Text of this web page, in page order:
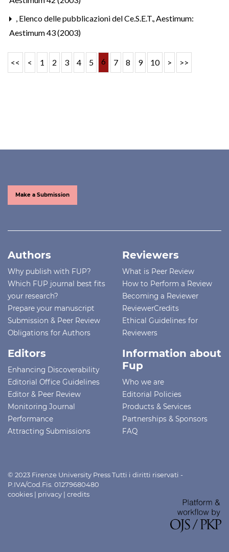
, Elenco delle pubblicazioni del Ce.S.E.T.,Aestimum:
Aestimum 43 (2003)
<< < 1 2 3 4 5 6 7 8 9 10 > >>
Make a Submission
Authors
Why publish with FUP?
Which FUP journal best fits
your research?
Prepare your manuscript
Submission & Peer Review
Obligations for Authors
Reviewers
What is Peer Review
How to Perform a Review
Becoming a Reviewer
ReviewerCredits
Ethical Guidelines for
Reviewers
Editors
Enhancing Discoverability
Editorial Office Guidelines
Editor & Peer Review
Monitoring Journal
Performance
Attracting Submissions
Information about
Fup
Who we are
Editorial Policies
Products & Services
Partnerships & Sponsors
FAQ
© 2023 Firenze University Press Tutti i diritti riservati -
P.IVA/Cod.Fis. 01279680480
cookies | privacy | credits